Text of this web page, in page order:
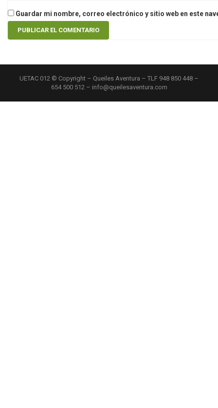
Guardar mi nombre, correo electrónico y sitio web en este
UETAC 012 © Copyright – Queiles Aventura – TLF 948 850 448 –
654 500 512 – info@queilesaventura.com